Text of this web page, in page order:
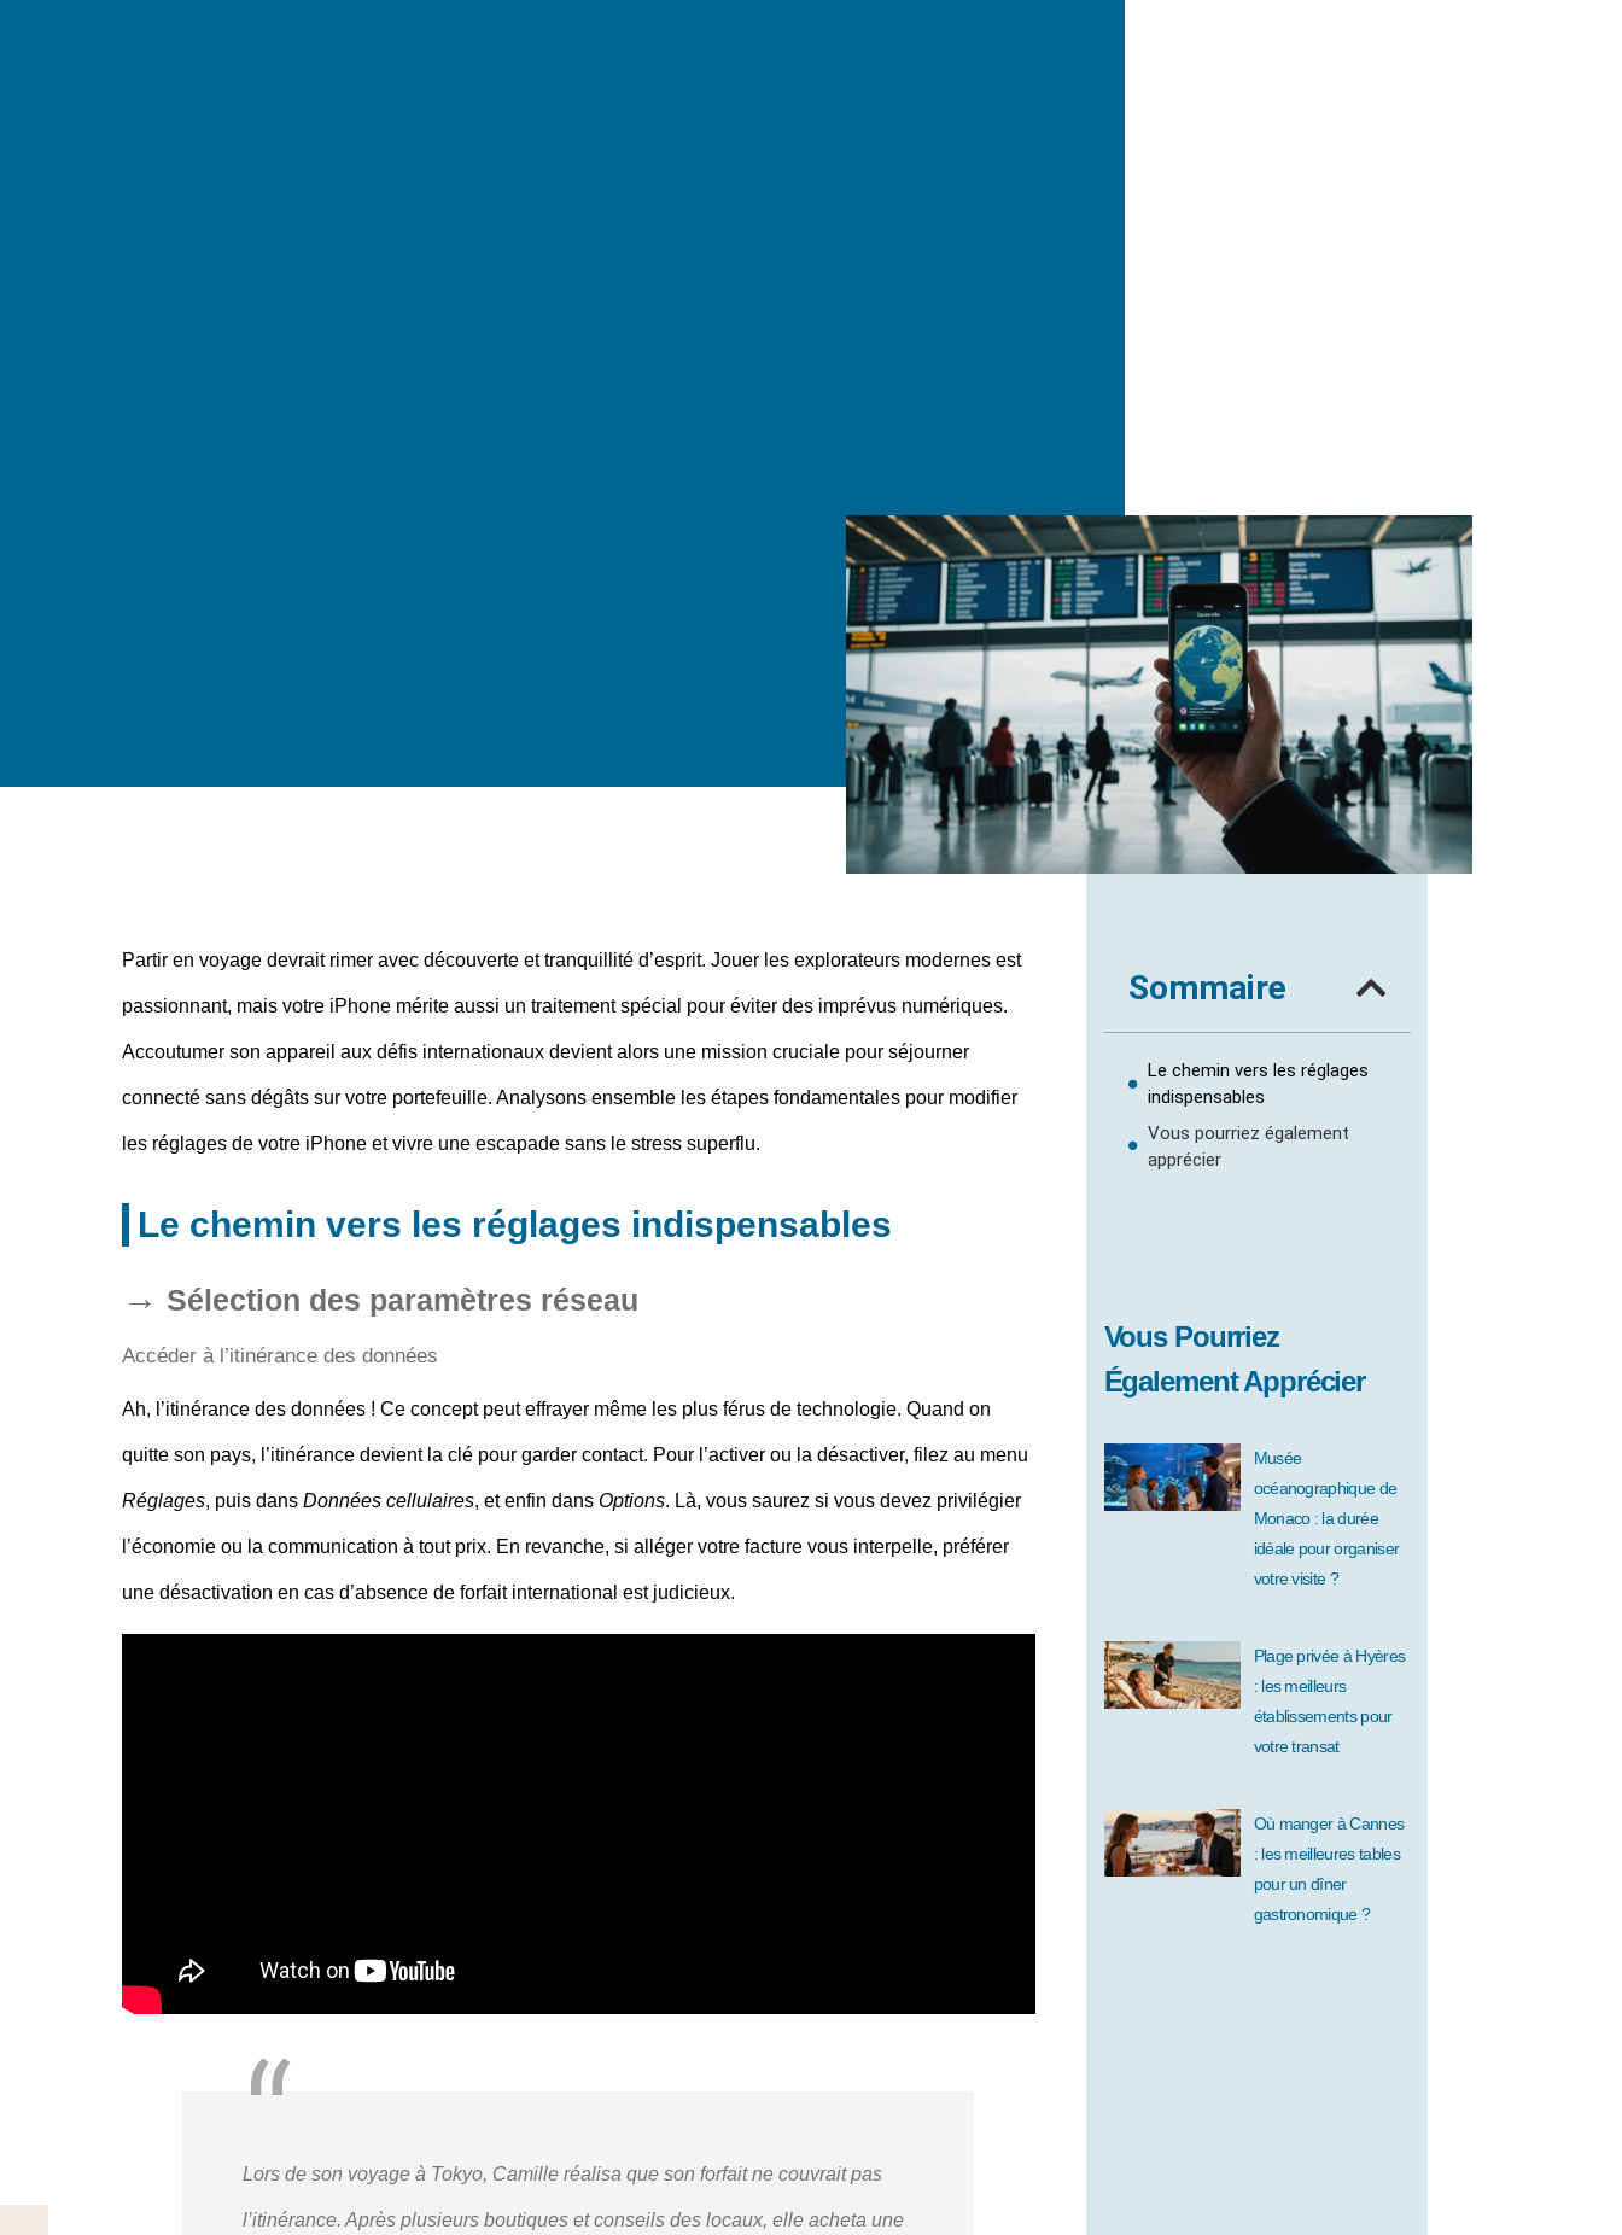
Partir en voyage devrait rimer avec découverte et tranquillité d’esprit. Jouer les explorateurs modernes est
passionnant, mais votre iPhone mérite aussi un traitement spécial pour éviter des imprévus numériques.
Accoutumer son appareil aux défis internationaux devient alors une mission cruciale pour séjourner
connecté sans dégâts sur votre portefeuille. Analysons ensemble les étapes fondamentales pour modifier
les réglages de votre iPhone et vivre une escapade sans le stress superflu.
Le chemin vers les réglages indispensables
Sélection des paramètres réseau
Accéder à l’itinérance des données
Ah, l’itinérance des données ! Ce concept peut effrayer même les plus férus de technologie. Quand on
quitte son pays, l’itinérance devient la clé pour garder contact. Pour l’activer ou la désactiver, filez au menu
Réglages, puis dans Données cellulaires, et enfin dans Options. Là, vous saurez si vous devez privilégier
l’économie ou la communication à tout prix. En revanche, si alléger votre facture vous interpelle, préférer
une désactivation en cas d’absence de forfait international est judicieux.
Lors de son voyage à Tokyo, Camille réalisa que son forfait ne couvrait pas
l’itinérance. Après plusieurs boutiques et conseils des locaux, elle acheta une
Sommaire
Le chemin vers les réglages
indispensables
Vous pourriez également
apprécier
Vous Pourriez
Également Apprécier
Musée
océanographique de
Monaco : la durée
idéale pour organiser
votre visite ?
Plage privée à Hyères
: les meilleurs
établissements pour
votre transat
Où manger à Cannes
: les meilleures tables
pour un dîner
gastronomique ?